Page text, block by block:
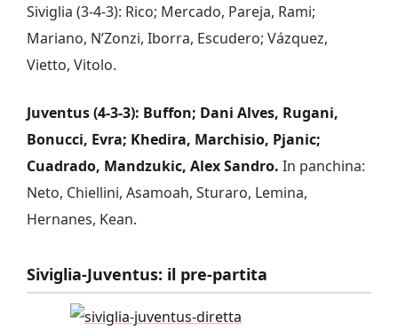
Siviglia (3-4-3): Rico; Mercado, Pareja, Rami;
Mariano, N’Zonzi, Iborra, Escudero; Vázquez,
Vietto, Vitolo.
Juventus (4-3-3): Buffon; Dani Alves, Rugani,
Bonucci, Evra; Khedira, Marchisio, Pjanic;
Cuadrado, Mandzukic, Alex Sandro. In panchina:
Neto, Chiellini, Asamoah, Sturaro, Lemina,
Hernanes, Kean.
Siviglia-Juventus: il pre-partita